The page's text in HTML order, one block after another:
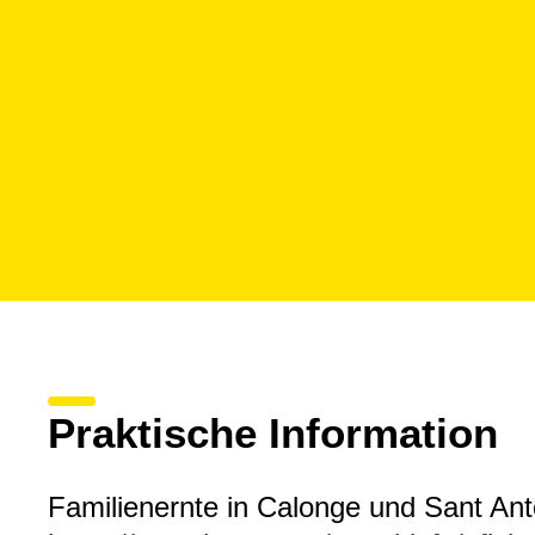
Praktische Information
Familienernte in Calonge und Sant